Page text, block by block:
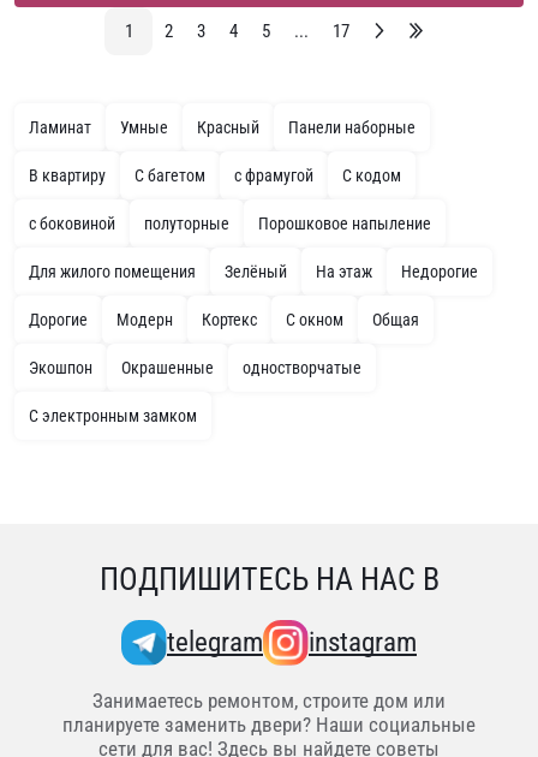
1 2 3 4 5 ... 17
Ламинат Умные Красный Панели наборные
В квартиру С багетом с фрамугой С кодом
с боковиной полуторные Порошковое напыление
Для жилого помещения Зелёный На этаж Недорогие
Дорогие Модерн Кортекс С окном Общая
Экошпон Окрашенные одностворчатые
С электронным замком
ПОДПИШИТЕСЬ НА НАС В
telegram instagram
Занимаетесь ремонтом, строите дом или
планируете заменить двери? Наши социальные
сети для вас! Здесь вы найдете советы